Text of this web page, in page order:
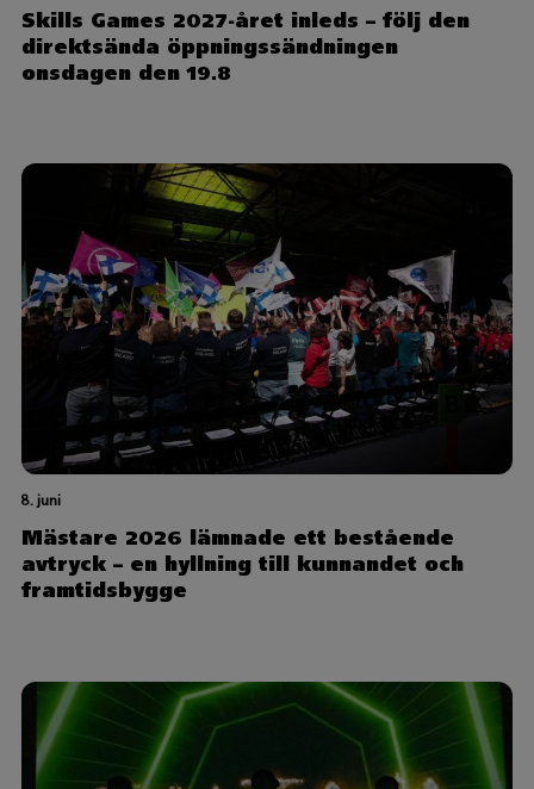
Skills Games 2027-året inleds – följ den
direktsända öppningssändningen
onsdagen den 19.8
8. juni
Mästare 2026 lämnade ett bestående
avtryck – en hyllning till kunnandet och
framtidsbygge